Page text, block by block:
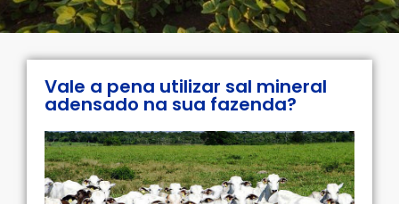
Vale a pena utilizar sal mineral
adensado na sua fazenda?